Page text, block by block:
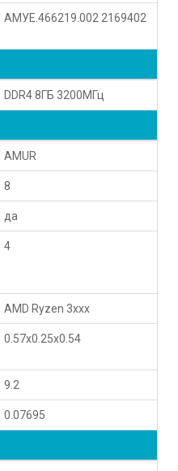
АМУЕ.466219.002 2169402
DDR4 8ГБ 3200МГц
AMUR
8
да
4
AMD Ryzen 3xxx
0.57x0.25x0.54
9.2
0.07695